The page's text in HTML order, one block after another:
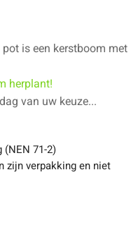
is een kerstboom met
herplant!
van uw keuze...
(NEN 71-2)
zijn verpakking en niet